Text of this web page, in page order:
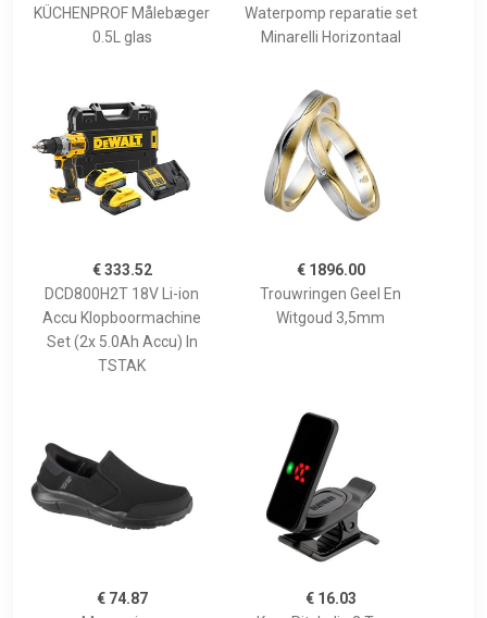
KÜCHENPROF Målebæger
0.5L glas
Waterpomp reparatie set
Minarelli Horizontaal
€ 333.52
DCD800H2T 18V Li-ion
Accu Klopboormachine
Set (2x 5.0Ah Accu) In
TSTAK
€ 1896.00
Trouwringen Geel En
Witgoud 3,5mm
€ 74.87
€ 16.03